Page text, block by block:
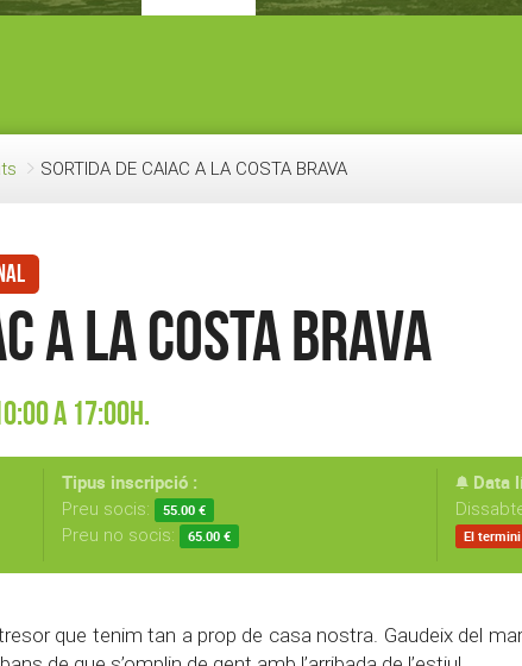
SORTIDA DE CAIAC A LA COSTA BRAVA
A LA COSTA BRAVA
a 17:00h.
Tipus inscripció :
Preu socis: 55.00 €
Preu no socis: 65.00 €
Data
El
que tenim tan a prop de casa nostra. Gaudeix del